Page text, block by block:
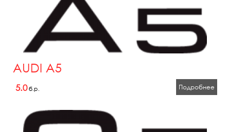
AUDI A5
5.0б.р. Подробнее